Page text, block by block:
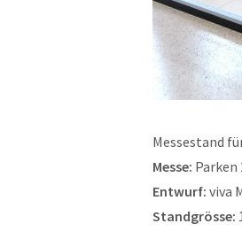
Messestand
Messe: Parken
Entwurf: viva
Standgrösse: